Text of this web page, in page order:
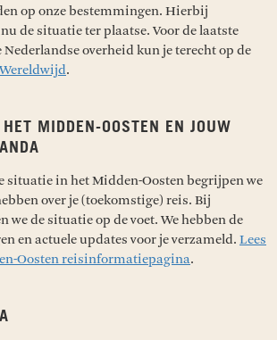
op onze bestemmingen. Hierbij
de situatie ter plaatse. Voor de laatste
Nederlandse overheid kun je terecht op de
.
MIDDEN-OOSTEN EN JOUW
situatie in het Midden-Oosten begrijpen we
over je (toekomstige) reis. Bij
we de situatie op de voet. We hebben de
en actuele updates voor je verzameld. Lees
Oosten reisinformatiepagina.